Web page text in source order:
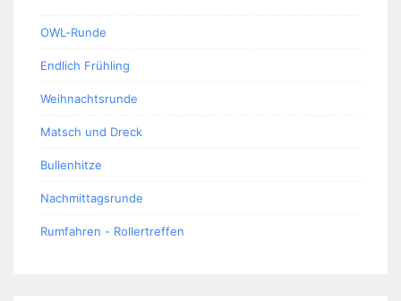
OWL-Runde
Endlich Frühling
Weihnachtsrunde
Matsch und Dreck
Bullenhitze
Nachmittagsrunde
Rumfahren - Rollertreffen